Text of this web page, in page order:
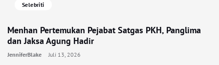
Selebriti
Menhan Pertemukan Pejabat Satgas PKH, Panglima
dan Jaksa Agung Hadir
JenniferBlake Juli 13, 2026